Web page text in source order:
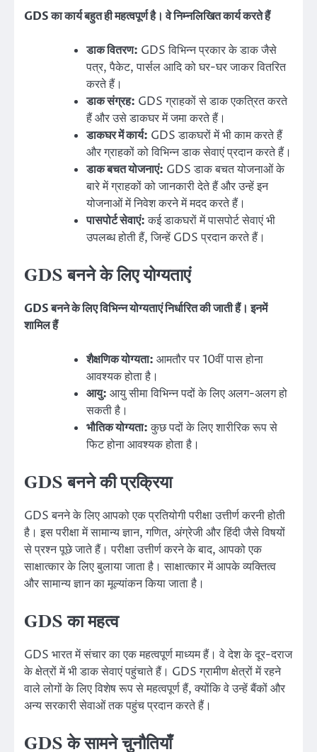
GDS का कार्य बहुत ही महत्वपूर्ण है। वे निम्नलिखित कार्य करते हैं
डाक वितरण: GDS विभिन्न प्रकार के डाक जैसे
पत्र, पैकेट, पार्सल आदि को घर-घर जाकर वितरित
करते हैं।
डाक संग्रह: GDS ग्राहकों से डाक एकत्रित करते
हैं और उसे डाकघर में जमा करते हैं।
डाकघर में कार्य: GDS डाकघरों में भी काम करते हैं
और ग्राहकों को विभिन्न डाक सेवाएं प्रदान करते हैं।
डाक बचत योजनाएं: GDS डाक बचत योजनाओं के
बारे में ग्राहकों को जानकारी देते हैं और उन्हें इन
योजनाओं में निवेश करने में मदद करते हैं।
पासपोर्ट सेवाएं:कई डाकघरों में पासपोर्ट सेवाएं भी
उपलब्ध होती हैं, जिन्हें GDS प्रदान करते हैं।
GDS बनने के लिए योग्यताएं
GDS बनने के लिए विभिन्न योग्यताएं निर्धारित की जाती हैं। इनमें
शामिल हैं
शैक्षणिक योग्यता: आमतौर पर 10वीं पास होना
आवश्यक होता है।
आयु: आयु सीमा विभिन्न पदों के लिए अलग-अलग हो
सकती है।
भौतिक योग्यता:कुछ पदों के लिए शारीरिक रूप से
फिट होना आवश्यक होता है।
GDS बनने की प्रक्रिया
GDS बनने के लिए आपको एक प्रतियोगी परीक्षा उत्तीर्ण करनी होती
है। इस परीक्षा में सामान्य ज्ञान, गणित, अंग्रेजी और हिंदी जैसे विषयों
से प्रश्न पूछे जाते हैं। परीक्षा उत्तीर्ण करने के बाद, आपको एक
साक्षात्कार के लिए बुलाया जाता है। साक्षात्कार में आपके व्यक्तित्व
और सामान्य ज्ञान का मूल्यांकन किया जाता है।
GDS का महत्व
GDS भारत में संचार का एक महत्वपूर्ण माध्यम हैं। वे देश के दूर-दराज
के क्षेत्रों में भी डाक सेवाएं पहुंचाते हैं। GDS ग्रामीण क्षेत्रों में रहने
वाले लोगों के लिए विशेष रूप से महत्वपूर्ण हैं, क्योंकि वे उन्हें बैंकों और
अन्य सरकारी सेवाओं तक पहुंच प्रदान करते हैं।
GDS के सामने चुनौतियाँ